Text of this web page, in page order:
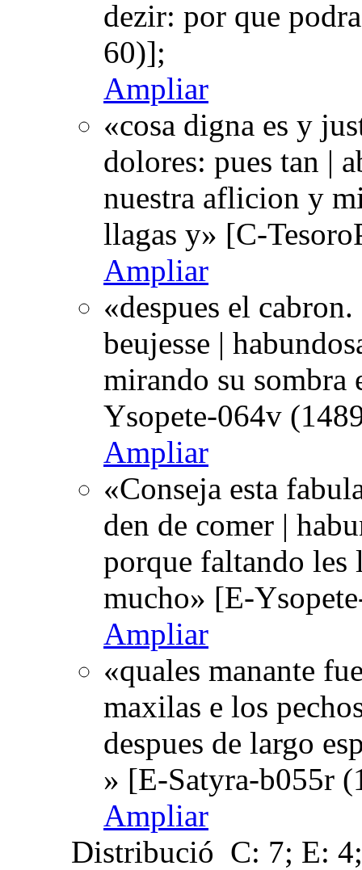
dezir: por que
60)];
Ampliar
«cosa digna es y
dolores: pues tan |
nuestra aflicion y
llagas y» [C-
Ampliar
«despues el
beujesse |
mirando su sombra
Ysopete-064v
Ampliar
«Conseja esta
den de comer |
porque faltando les
mucho» [E-
Ampliar
«quales manante
maxilas e los
despues de largo
» [E-Satyra-b055r
Ampliar
Distribució C: 7; E: 4;